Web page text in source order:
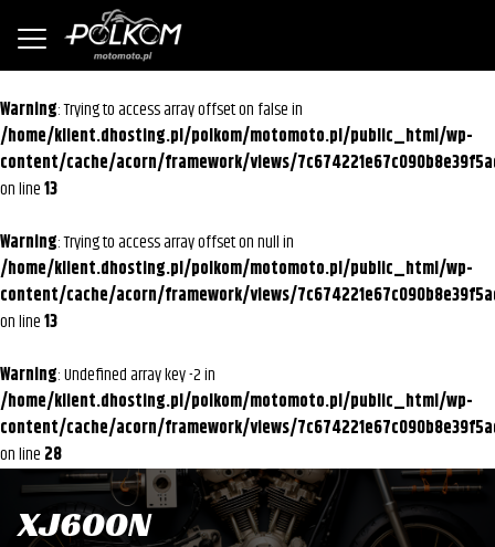
Warning : Trying to access array offset on false in
/home/klient.dhosting.pl/polkom/motomoto.pl/public_html/wp-
content/cache/acorn/framework/views/
on line13
Warning : Trying to access array offset on null in
/home/klient.dhosting.pl/polkom/motomoto.pl/public_html/wp-
content/cache/acorn/framework/views/
on line13
Warning : Undefined array key -2 in
/home/klient.dhosting.pl/polkom/motomoto.pl/public_html/wp-
content/cache/acorn/framework/views/
on line 28
XJ600N